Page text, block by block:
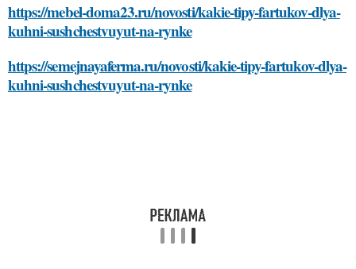
https://mebel-doma23.ru/novosti/kakie-tipy-fartukov-dlya-
kuhni-sushchestvuyut-na-rynke
https://semejnayaferma.ru/novosti/kakie-tipy-fartukov-dlya-
kuhni-sushchestvuyut-na-rynke